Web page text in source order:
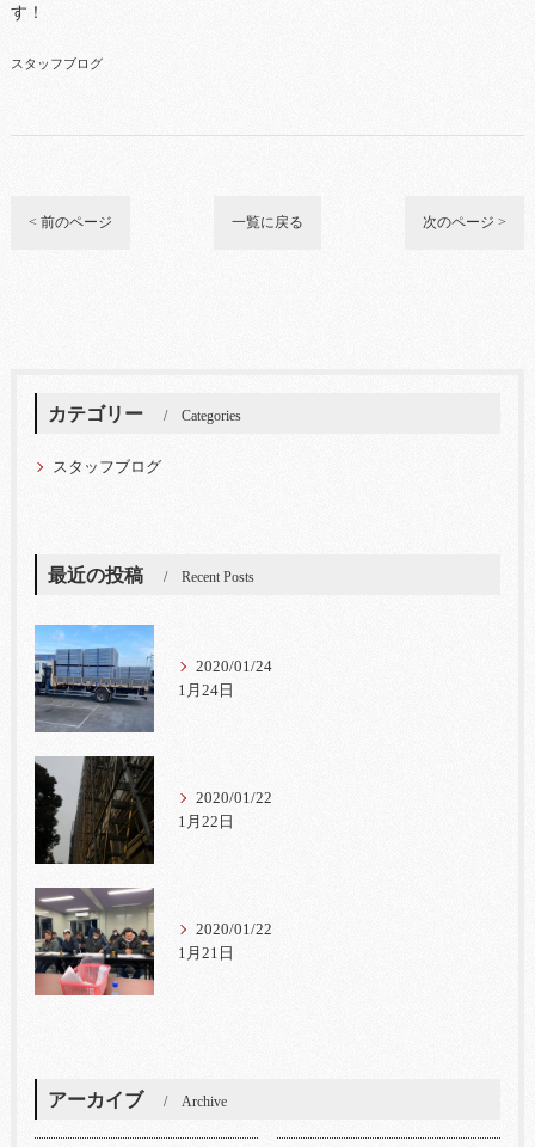
す！
スタッフブログ
< 前のページ 一覧に戻る 次のページ >
カテゴリー Categories
スタッフブログ
最近の投稿 Recent Posts
2020/01/24
1月24日
2020/01/22
1月22日
2020/01/22
1月21日
アーカイブ Archive